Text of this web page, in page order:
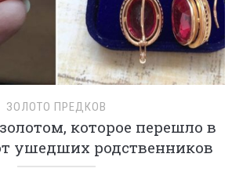
ЗОЛОТО ПРЕДКОВ
которое перешло в
ушедших родственников